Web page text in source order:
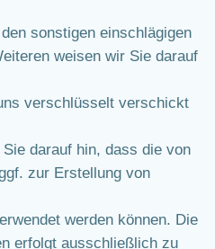
sonstigen einschlägigen
weisen wir Sie darauf
verschlüsselt verschickt
darauf hin, dass die von
zur Erstellung von
werden können. Die
erfolgt ausschließlich zu